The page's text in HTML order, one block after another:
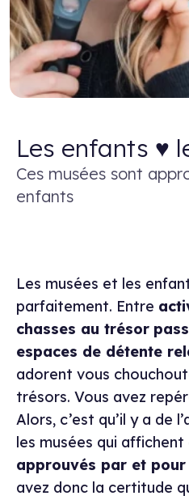
Les enfants ♥
Ces musées sont
enfants
Les musées et les
parfaitement. Entre
chasses au trésor
espaces de détente
adorent vous
trésors. Vous avez
Alors, c’est qu’il y a de
les musées qui
approuvés par et
avez donc la certitude